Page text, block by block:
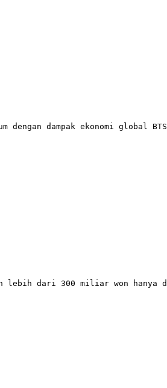
dengan dampak ekonomi global
lebih dari 300 miliar won hanya